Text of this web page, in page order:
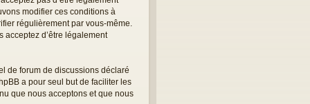
modifier ces conditions à
régulièrement par vous-même.
acceptez d’être légalement
de forum de discussions déclaré
a pour seul but de faciliter les
que nous acceptons et que nous